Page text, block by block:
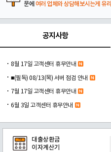
문에 여러 업체와 상담해보시는게 유리
공지사항
8월 17일 고객센터 휴무안내
■(필독) 08/13(목) 서버 점검 안내
7월 17일 고객센터 휴무안내
6월 3일 고객센터 휴무안내
대출상환금
이자계산기